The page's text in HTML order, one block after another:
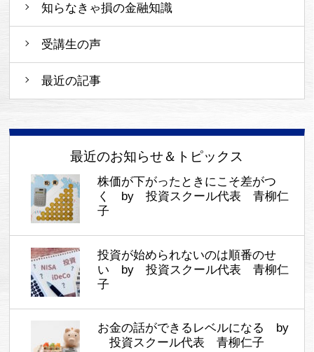
知らなきゃ損の金融知識
受講生の声
最近の記事
最近のお知らせ＆トピックス
株価が下がったときにこそ差がつ
く by 投資スクール代表 青柳仁
子
投資が始められないのは順番のせ
い by 投資スクール代表 青柳仁
子
お金の話ができるレベルになる by
投資スクール代表 青柳仁子